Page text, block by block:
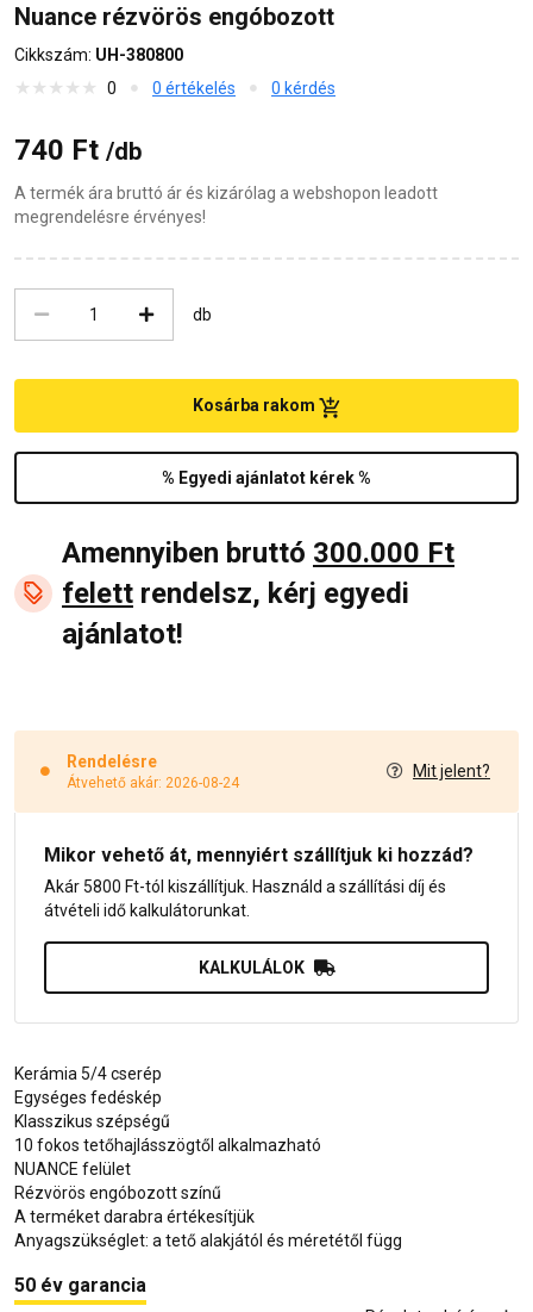
Nuance rézvörös engóbozott
Cikkszám: UH-380800
0
0 értékelés 0 kérdés
740 Ft /db
A termék ára bruttó ár és kizárólag a webshopon leadott
megrendelésre érvényes!
db
% Egyedi ajánlatot kérek %
Kosárba rakom
Amennyiben bruttó 300.000 Ft
felett rendelsz, kérj egyedi
ajánlatot!
Rendelésre
Átvehető akár: 2026-08-24
Mit jelent?
Mikor vehető át, mennyiért szállítjuk ki hozzád?
Akár 5800 Ft-tól kiszállítjuk. Használd a szállítási díj és
átvételi idő kalkulátorunkat.
KALKULÁLOK
Kerámia 5/4 cserép
Egységes fedéskép
Klasszikus szépségű
10 fokos tetőhajlásszögtől alkalmazható
NUANCE felület
Rézvörös engóbozott színű
A terméket darabra értékesítjük
Anyagszükséglet: a tető alakjától és méretétől függ
50 év garancia